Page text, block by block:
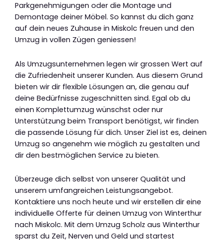
Parkgenehmigungen oder die Montage und
Demontage deiner Möbel. So kannst du dich ganz
auf dein neues Zuhause in Miskolc freuen und den
Umzug in vollen Zügen geniessen!
Als Umzugsunternehmen legen wir grossen Wert auf
die Zufriedenheit unserer Kunden. Aus diesem Grund
bieten wir dir flexible Lösungen an, die genau auf
deine Bedürfnisse zugeschnitten sind. Egal ob du
einen Komplettumzug wünschst oder nur
Unterstützung beim Transport benötigst, wir finden
die passende Lösung für dich. Unser Ziel ist es, deinen
Umzug so angenehm wie möglich zu gestalten und
dir den bestmöglichen Service zu bieten.
Überzeuge dich selbst von unserer Qualität und
unserem umfangreichen Leistungsangebot.
Kontaktiere uns noch heute und wir erstellen dir eine
individuelle Offerte für deinen Umzug von Winterthur
nach Miskolc. Mit dem Umzug Scholz aus Winterthur
sparst du Zeit, Nerven und Geld und startest